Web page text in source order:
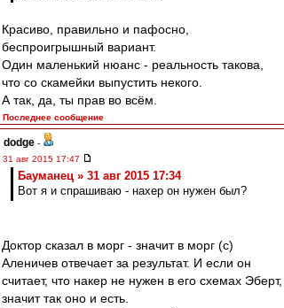
Красиво, правильно и пафосно,
беспроигрышный вариант.
Один маленький нюанс - реальность такова,
что со скамейки выпустить некого.
А так, да, ты прав во всём.
Последнее сообщение
dodge -
31 авг 2015 17:47
Бауманец » 31 авг 2015 17:34
Вот я и спрашиваю - нахер он нужен был?
Доктор сказал в морг - значит в морг (с)
Аленичев отвечает за результат. И если он
считает, что накер не нужен в его схемах Эберт,
значит так оно и есть.